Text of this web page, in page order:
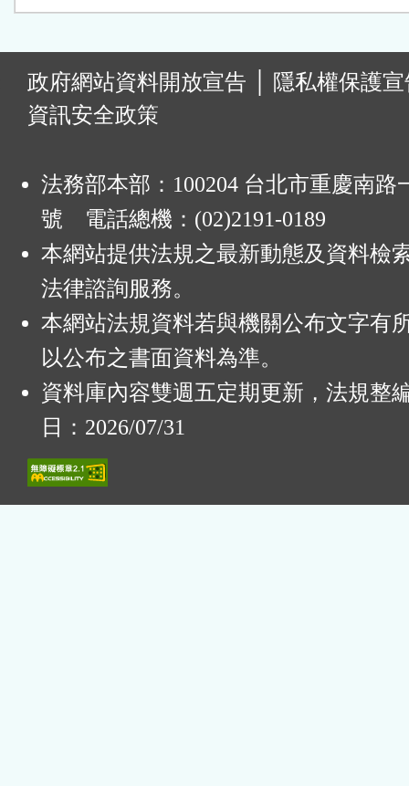
政府網站資料開放宣告
隱私權保護
資訊安全政策
法務部本部：100204 台北市重慶南路
號 電話總機：(02)2191-0189
本網站提供法規之最新動態及資料檢
法律諮詢服務。
本網站法規資料若與機關公布文字有
以公布之書面資料為準。
資料庫內容雙週五定期更新，法規整
日：2026/07/31